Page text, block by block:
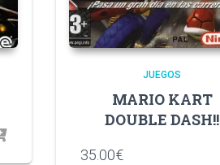
JUEGOS
MARIO KART
DOUBLE DASH!!
35.00€